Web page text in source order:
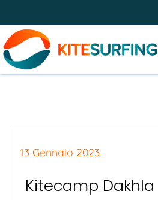
13 Gennaio 2023
Kitecamp Dakhla